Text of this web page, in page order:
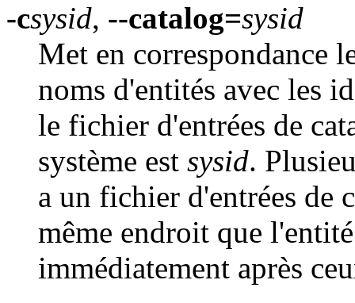
-csysid, --catalog=sysid
Met en correspondance
noms d'entités avec les
le fichier d'entrées de
système est sysid.
a un fichier d'entrées de
même endroit que
immédiatement après